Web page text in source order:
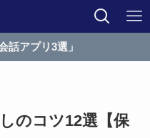
話アプリ3選」
のコツ12選【保